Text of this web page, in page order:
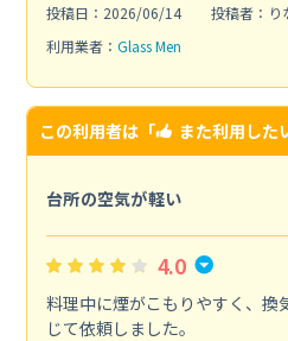
投稿日：2026/06/14
投稿者：り
利用業者： Glass Men
この利用者は「 また利用した
台所の空気が軽い
4.0
料理中に煙がこもりやすく、換
じて依頼しました。